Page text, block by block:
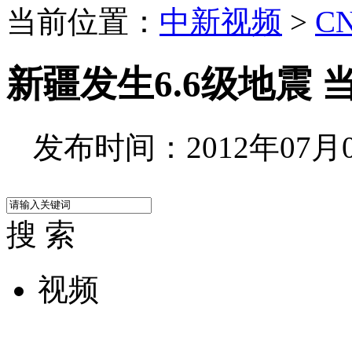
当前位置： 中新视频 >
新疆发生6.6级地震
发布时间：2012年07月
搜 索
视频